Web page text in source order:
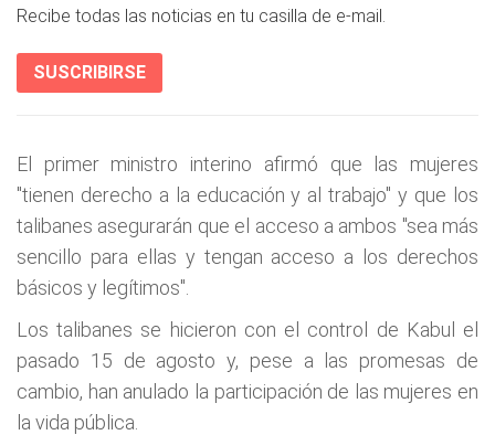
Recibe todas las noticias en tu casilla de e-mail.
SUSCRIBIRSE
El primer ministro interino afirmó que las mujeres
"tienen derecho a la educación y al trabajo" y que los
talibanes asegurarán que el acceso a ambos "sea más
sencillo para ellas y tengan acceso a los derechos
básicos y legítimos".
Los talibanes se hicieron con el control de Kabul el
pasado 15 de agosto y, pese a las promesas de
cambio, han anulado la participación de las mujeres en
la vida pública.